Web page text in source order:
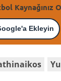
Kaynağınız
Ekleyin